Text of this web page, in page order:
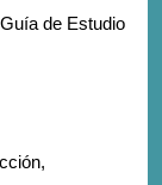
de Estudio